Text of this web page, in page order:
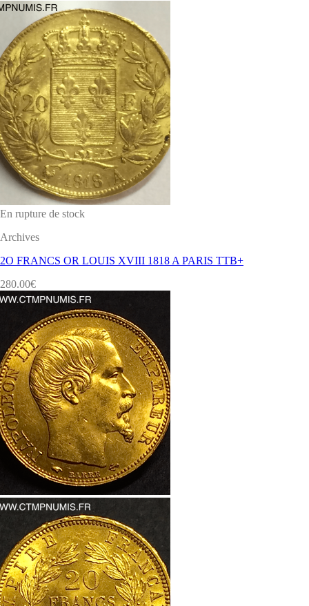
En rupture de stock
Archives
2O FRANCS OR LOUIS XVIII 1818 A PARIS TTB+
280.00€